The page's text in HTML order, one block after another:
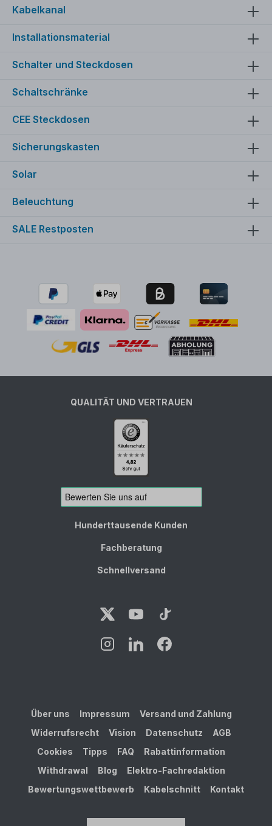
Kabelkanal
Installationsmaterial
Schalter und Steckdosen
Schaltschränke
CEE Steckdosen
Sicherungskasten
Solar
Beleuchtung
SALE Restposten
QUALITÄT UND VERTRAUEN
Hunderttausende Kunden
Fachberatung
Schnellversand
Über uns Impressum
Versand und Zahlung
Widerrufsrecht
Vision Datenschutz
AGB
Cookies
Tipps FAQ
Rabattinformation
Withdrawal
Blog
Elektro-Fachredaktion
Bewertungswettbewerb
Kabelschnitt Kontakt